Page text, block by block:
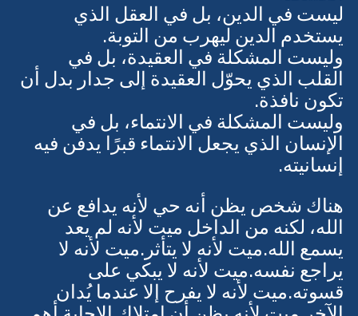
المشكلة
ليست في الدين، بل في العقل الذي
يستخدم الدين ليهرب من التوبة.
وليست المشكلة في العقيدة، بل في
القلب الذي يحوّل العقيدة إلى جدار بدل أن
تكون نافذة.
وليست المشكلة في الانتماء، بل في
الإنسان الذي يجعل الانتماء قبرًا يدفن فيه
هناك شخص يظن أنه حي لأنه يدافع عن
الله، لكنه من الداخل ميت لأنه لم يعد
يسمع الله.ميت لأنه لا يتأثر.ميت لأنه لا
يراجع نفسه.ميت لأنه لا يبكي على